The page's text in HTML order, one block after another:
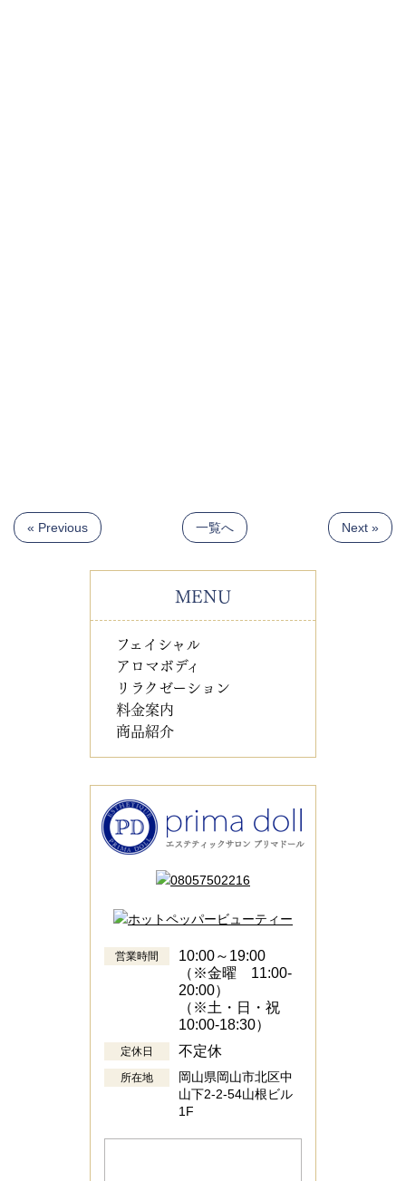
« Previous 一覧へ Next »
MENU
フェイシャル
アロマボディ
リラクゼーション
料金案内
商品紹介
営業時間
10:00～19:00
（※金曜 11:00-
20:00）
（※土・日・祝
10:00-18:30）
定休日 不定休
所在地
岡山県岡山市北区中
山下2-2-54山根ビル
1F